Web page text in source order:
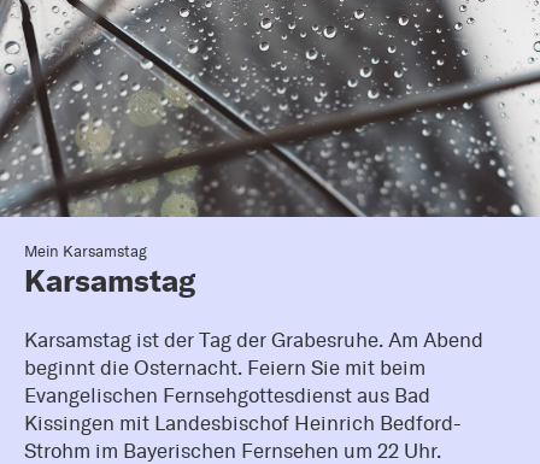
Mein Karsamstag
Karsamstag
Karsamstag ist der Tag der Grabesruhe. Am Abend
beginnt die Osternacht. Feiern Sie mit beim
Evangelischen Fernsehgottesdienst aus Bad
Kissingen mit Landesbischof Heinrich Bedford-
Strohm im Bayerischen Fernsehen um 22 Uhr.